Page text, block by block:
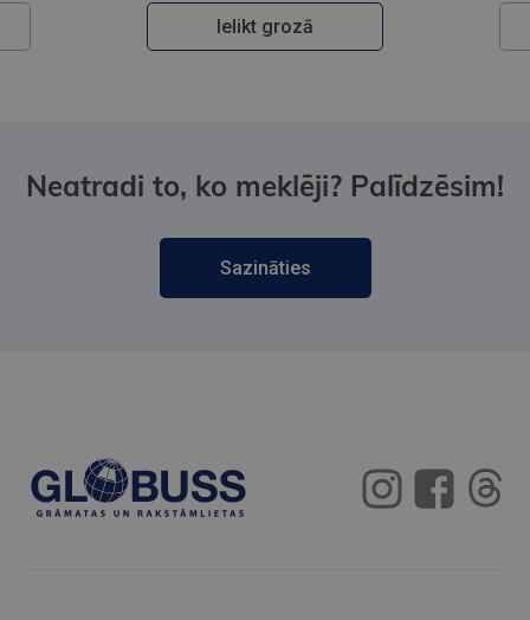
Ielikt grozā
Neatradi to, ko meklēji? Palīdzēsim!
Sazināties